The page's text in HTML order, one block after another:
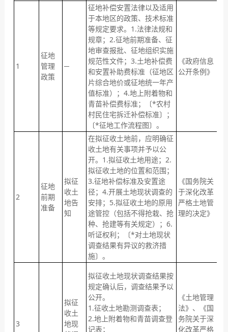
1
征地
管理
政策
─
征地补偿安置法律以及适用
于本地区的政策、技术标准
等规定要求。1.法律法规和
规章；2.征地前期准备、征
地审查报批、征地组织实施
规范性文件；3.土地补偿费
和安置补助费标准（征地区
片综合地价或征地统一年产
值标准）；4.地上附着物和
青苗补偿费标准；〔*农村
村民住宅拆迁补偿标准〕；
〔*征地工作流程图〕。
《政府信息
公开条例》
2
征地
前期
准备
拟征
收土
地告
知
在拟征收土地前，应明确征
收土地有关事项并予以公
开。1.拟征收土地用途；2.
拟征收土地的位置和范围；
3.征地补偿标准及安置途
径；4.开展土地现状调查的
安排；5.拟征收土地的原用
途管控（包括不得抢栽、抢
种、抢建等有关规定）；6.
听证权利；〔*对土地现状
调查结果有异议的救济措
施〕。
《国务院关
于深化改革
严格土地管
理的决定》
3
拟征
收土
地现
拟征收土地现状调查结果按
规定确认后，调查结果予以
公开。
1.征收土地勘测调查表；
2.地上附着物和青苗调查登
记表；
《土地管理
法》、《国
务院关于深
化改革严格